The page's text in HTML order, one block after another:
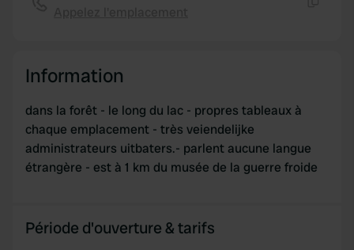
our social media, advertising and analytics partners who
provided to them or that they’ve collected from your use
of their services.
Information
dans la forêt - le long du lac - propres tableaux à
chaque emplacement - très veiendelijke
administrateurs uitbaters.- parlent aucune langue
étrangère - est à 1 km du musée de la guerre froide
Période d'ouverture & tarifs